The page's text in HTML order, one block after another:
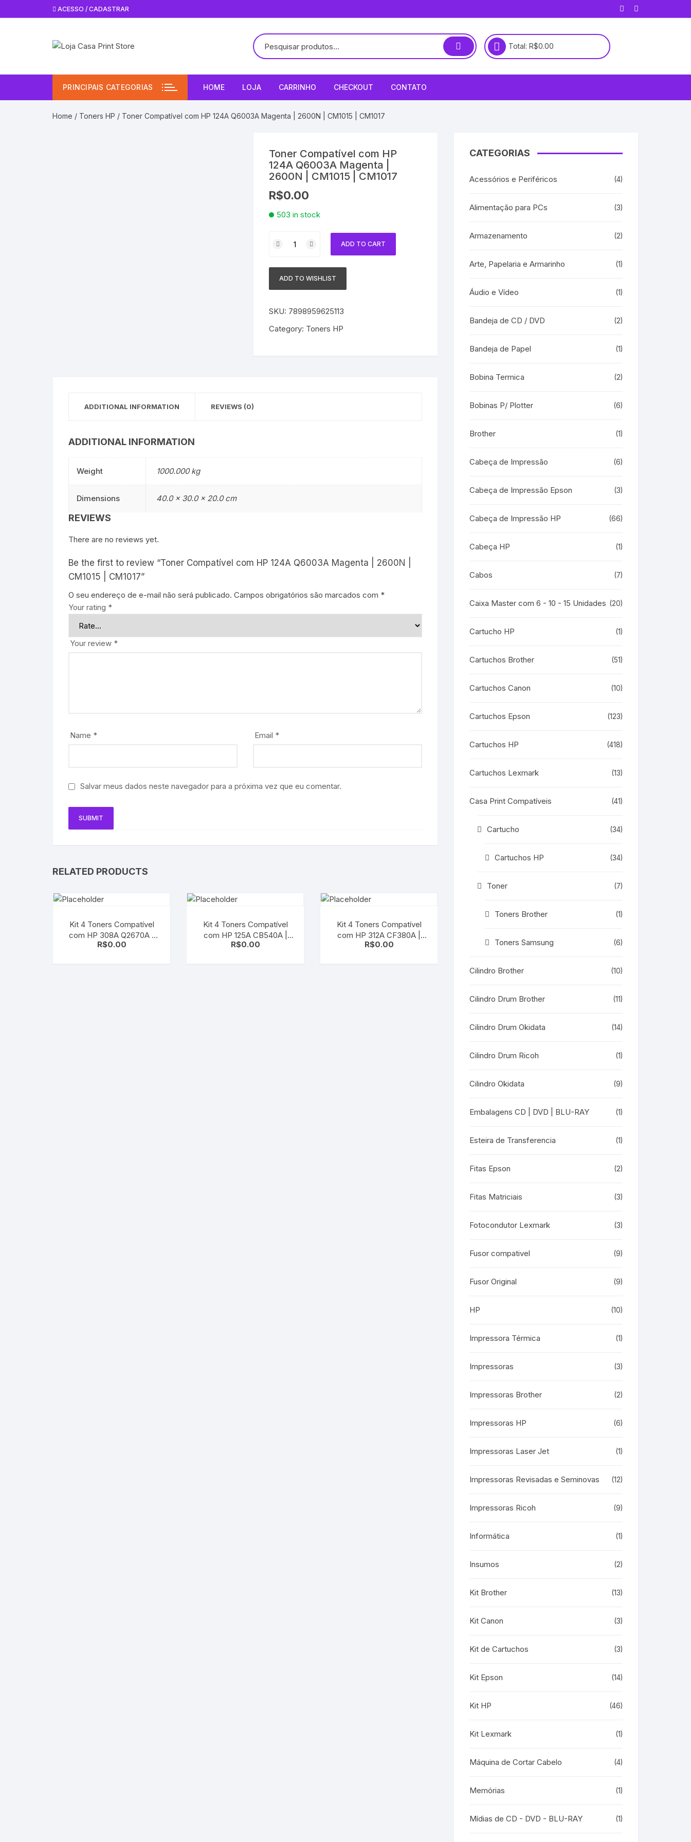
para
ACESSO / CADASTRAR
Total: R$0.00
PRINCIPAIS CATEGORIAS HOME LOJA CARRINHO CHECKOUT CONTATO
Home / Toners HP / Toner Compatível com HP 124A Q6003A Magenta | 2600N | CM1015 | CM1017
Toner Compatível com HP
124A Q6003A Magenta |
2600N | CM1015 | CM1017
R$0.00
503 in stock
Compatível
Magenta
2600N
ADD TO CART
ADD TO WISHLIST
SKU: 7898959625113
Category: Toners HP
ADDITIONAL INFORMATION REVIEWS (0)
ADDITIONAL INFORMATION
Weight 1000.000 kg
Dimensions 40.0 × 30.0 × 20.0 cm
REVIEWS
There are no reviews yet.
Be the first to review “Toner Compatível com HP 124A Q6003A Magenta | 2600N |
CM1015 | CM1017”
O seu endereço de e-mail não será publicado. Campos obrigatórios são marcados com *
Your rating *
Your review *
Name * Email *
Salvar meus dados neste navegador para a próxima vez que eu comentar.
RELATED PRODUCTS
Kit 4 Toners Compatível
com HP 308A Q2670A |
Q2671A | Q2672A |
R$0.00
Kit 4 Toners Compatível
com HP 125A CB540A |
CB541A | CB542A |
R$0.00
Kit 4 Toners Compatível
com HP 312A CF380A |
CF381A | CF382A |
R$0.00
CATEGORIAS
Acessórios e Periféricos (4)
Alimentação para PCs (3)
Armazenamento (2)
Arte, Papelaria e Armarinho (1)
Áudio e Vídeo (1)
Bandeja de CD / DVD (2)
Bandeja de Papel (1)
Bobina Termica (2)
Bobinas P/ Plotter (6)
Brother (1)
Cabeça de Impressão (6)
Cabeça de Impressão Epson (3)
Cabeça de Impressão HP (66)
Cabeça HP (1)
Cabos (7)
Caixa Master com 6 - 10 - 15 Unidades (20)
Cartucho HP (1)
Cartuchos Brother (51)
Cartuchos Canon (10)
Cartuchos Epson (123)
Cartuchos HP (418)
Cartuchos Lexmark (13)
Casa Print Compatíveis (41)
Cartucho (34)
Cartuchos HP (34)
Toner (7)
Toners Brother (1)
Toners Samsung (6)
Cilindro Brother (10)
Cilindro Drum Brother (11)
Cilindro Drum Okidata (14)
Cilindro Drum Ricoh (1)
Cilindro Okidata (9)
Embalagens CD | DVD | BLU-RAY (1)
Esteira de Transferencia (1)
Fitas Epson (2)
Fitas Matriciais (3)
Fotocondutor Lexmark (3)
Fusor compativel (9)
Fusor Original (9)
HP (10)
Impressora Térmica (1)
Impressoras (3)
Impressoras Brother (2)
Impressoras HP (6)
Impressoras Laser Jet (1)
Impressoras Revisadas e Seminovas (12)
Impressoras Ricoh (9)
Informática (1)
Insumos (2)
Kit Brother (13)
Kit Canon (3)
Kit de Cartuchos (3)
Kit Epson (14)
Kit HP (46)
Kit Lexmark (1)
Máquina de Cortar Cabelo (4)
Memórias (1)
Mídias de CD - DVD - BLU-RAY (1)